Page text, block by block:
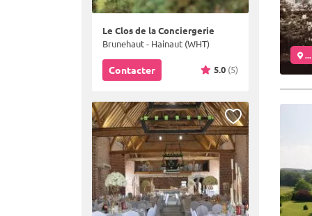
Le Clos de la Conciergerie
Brunehaut - Hainaut (WHT)
Contacter 5.0 (5)
...